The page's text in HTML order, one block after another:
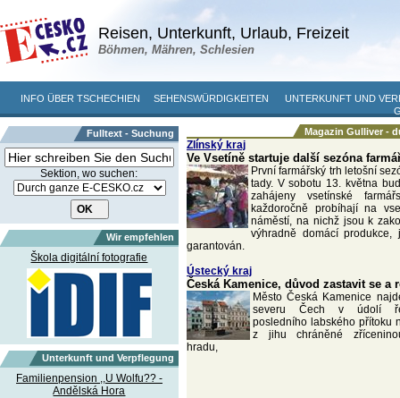
Reisen, Unterkunft, Urlaub, Freizeit
Böhmen, Mähren, Schlesien
INFO ÜBER TSCHECHIEN SEHENSWÜRDIGKEITEN
UNTERKUNFT UND
Fulltext - Suchung
Sektion, wo suchen:
Wir empfehlen
Škola digitální fotografie
Unterkunft und Verpflegung
Familienpension ,,U Wolfu?? -
Andělská Hora
Magazin Gulliver -
Zlínský kraj
Ve Vsetíně startuje další sezóna
První farmářský trh letošní
tady. V sobotu 13. května
zahájeny vsetínské
každoročně probíhají na
náměstí, na nichž jsou k
výhradně domácí produkce,
garantován.
Ústecký kraj
Česká Kamenice, důvod zastavit se a
Město Česká Kamenice
severu Čech v údolí
posledního labského přítoku
z jihu chráněné
hradu,